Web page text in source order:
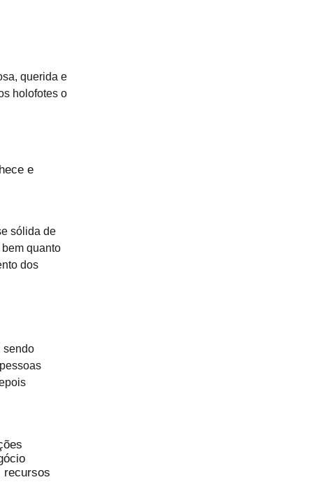
querida e
holofotes o
e
sólida de
quanto
dos
sendo
recursos